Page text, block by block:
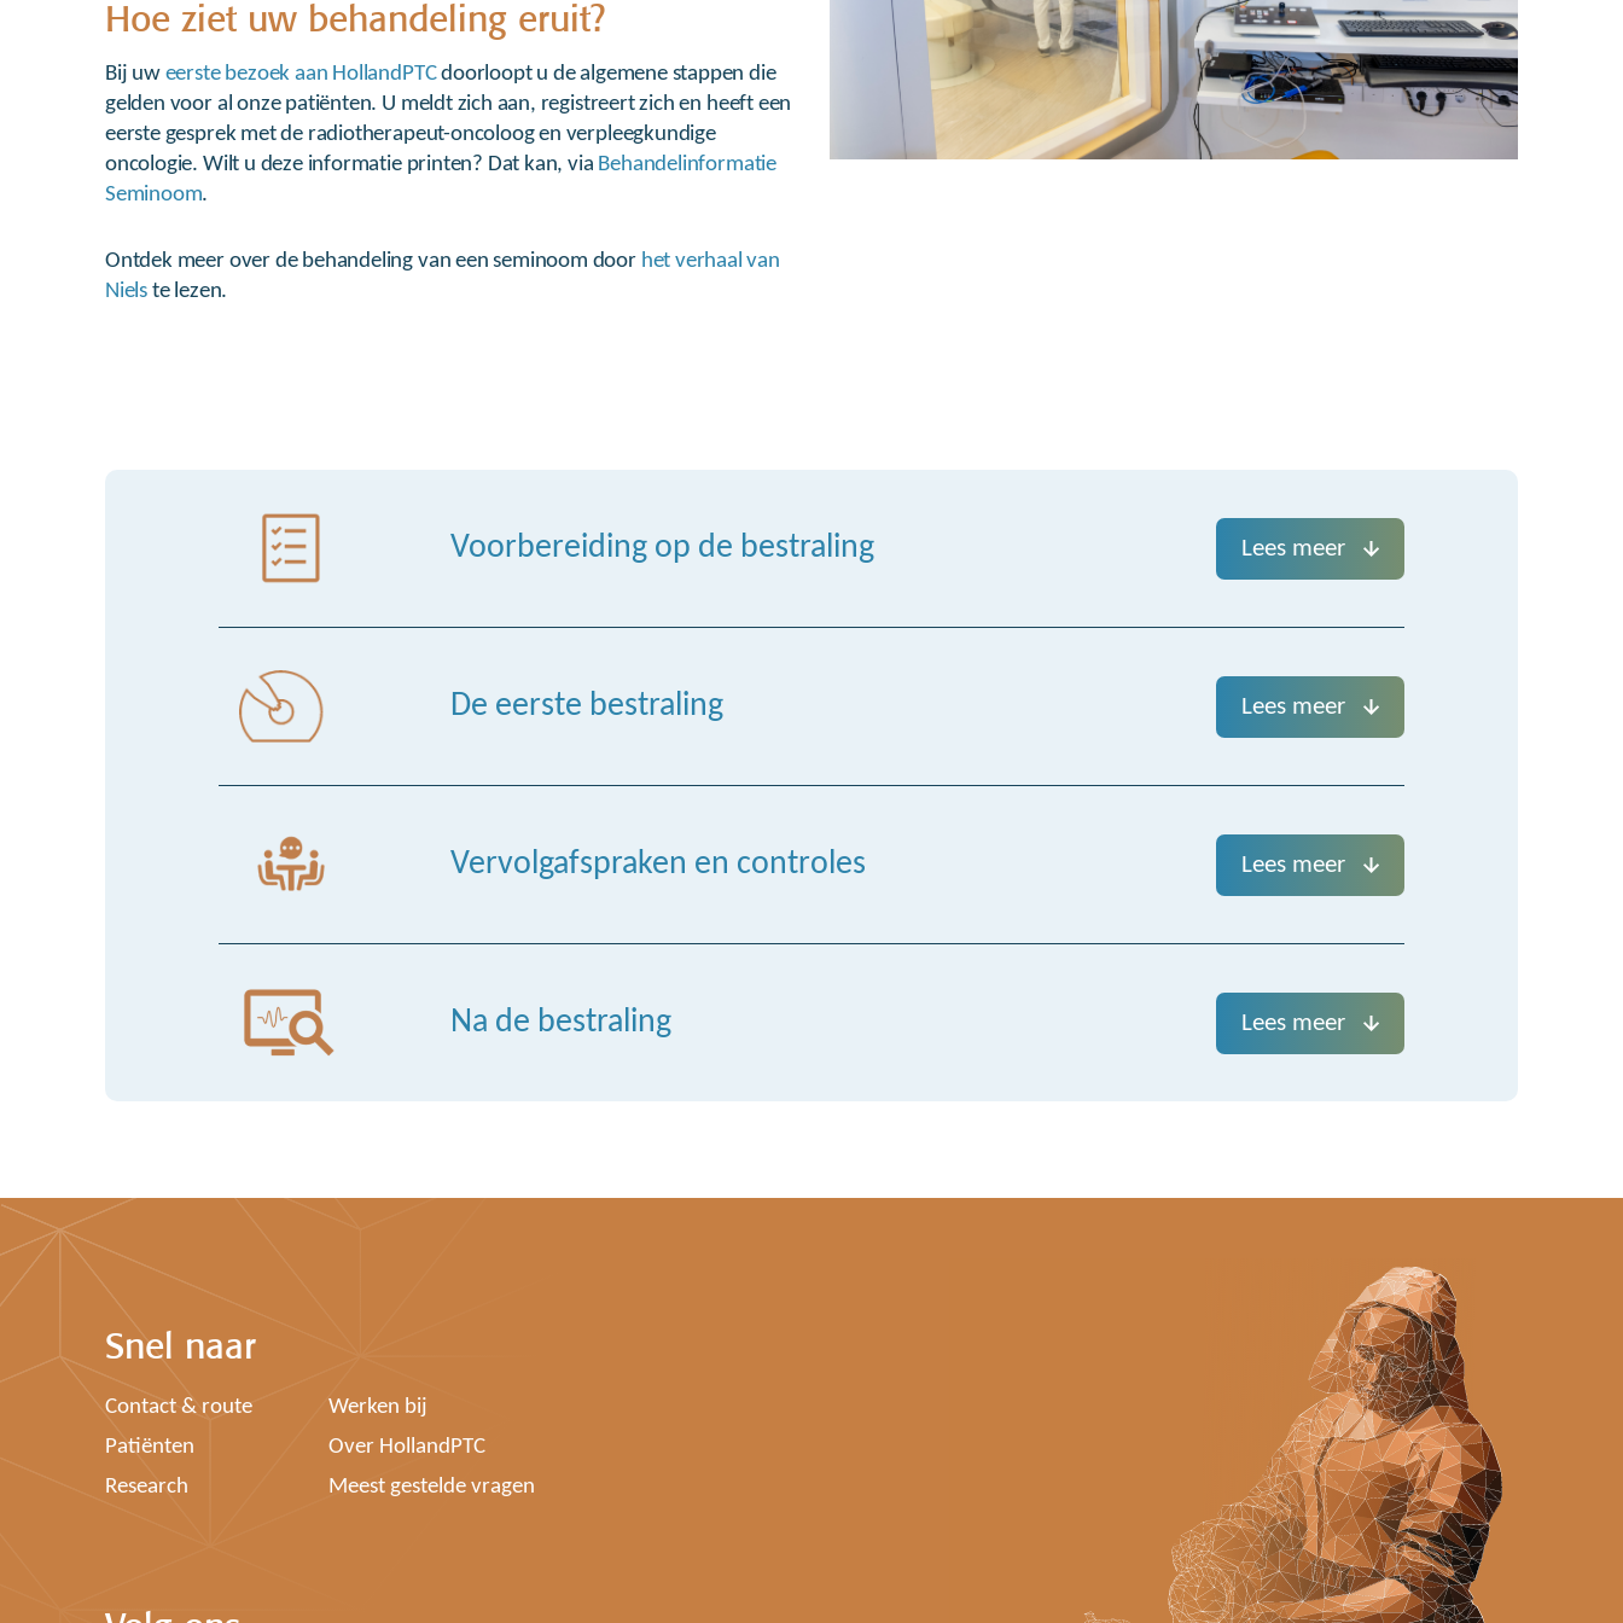
Hoe ziet uw behandeling eruit?
Bij uw eerste bezoek aan HollandPTCdoorloopt u de algemene stappen die
gelden voor al onze patiënten. U meldt zich aan, registreert zich en heeft een
eerste gesprek met de radiotherapeut-oncoloog en verpleegkundige
oncologie. Wilt u deze informatie printen? Dat kan, via Behandelinformatie
Seminoom.
Ontdek meer over de behandeling van een seminoom door het verhaal van
Niels te lezen.
Voorbereiding op de bestraling Lees meer
De eerste bestraling Lees meer
Vervolgafspraken en controles Lees meer
Na de bestraling Lees meer
Snel naar
Contact & route
Werken bij
Patiënten
Over HollandPTC
Research
Meest gestelde vragen